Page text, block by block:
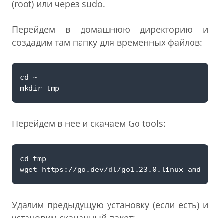
(root) или через sudo.
Перейдем в домашнюю директорию и
создадим там папку для временных файлов:
Перейдем в нее и скачаем Go tools:
Удалим предыдущую установку (если есть) и